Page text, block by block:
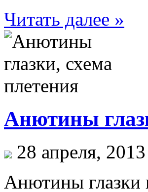
Читать далее »
Анютины
28 апреля, 2013
Анютины глазки